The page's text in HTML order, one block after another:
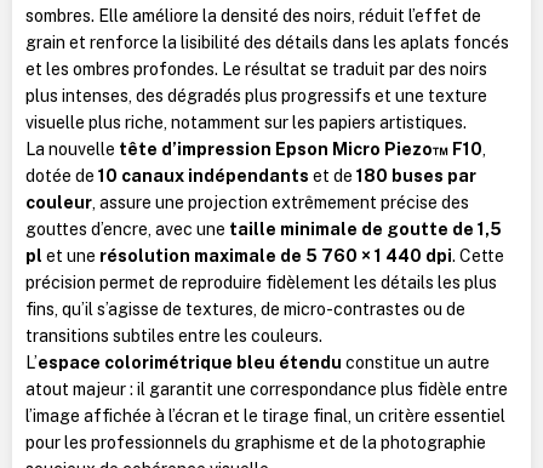
sombres. Elle améliore la densité des noirs, réduit l’effet de
grain et renforce la lisibilité des détails dans les aplats foncés
et les ombres profondes. Le résultat se traduit par des noirs
plus intenses, des dégradés plus progressifs et une texture
visuelle plus riche, notamment sur les papiers artistiques.
La nouvelle tête d’impression Epson Micro Piezo™ F10,
dotée de 10 canaux indépendants et de 180 buses par
couleur, assure une projection extrêmement précise des
gouttes d’encre, avec une taille minimale de goutte de 1,5
pl et une résolution maximale de 5 760 × 1 440 dpi. Cette
précision permet de reproduire fidèlement les détails les plus
fins, qu’il s’agisse de textures, de micro-contrastes ou de
transitions subtiles entre les couleurs.
L’espace colorimétrique bleu étendu constitue un autre
atout majeur : il garantit une correspondance plus fidèle entre
l’image affichée à l’écran et le tirage final, un critère essentiel
pour les professionnels du graphisme et de la photographie